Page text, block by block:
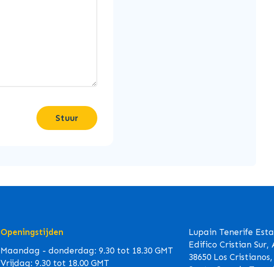
Stuur
Openingstijden
Maandag - donderdag: 9.30 tot 18.30 GMT
Vrijdag: 9.30 tot 18.00 GMT
Lupain Tenerife
Edifico Cristian Sur,
38650 Los Cristianos,